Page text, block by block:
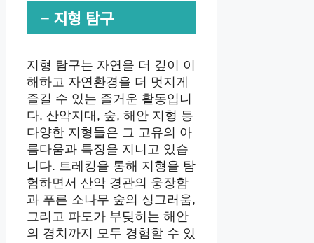
– 지형 탐구
지형 탐구는 자연을 더 깊이 이
해하고 자연환경을 더 멋지게
즐길 수 있는 즐거운 활동입니
다. 산악지대, 숲, 해안 지형 등
다양한 지형들은 그 고유의 아
름다움과 특징을 지니고 있습
니다. 트레킹을 통해 지형을 탐
험하면서 산악 경관의 웅장함
과 푸른 소나무 숲의 싱그러움,
그리고 파도가 부딪히는 해안
의 경치까지 모두 경험할 수 있